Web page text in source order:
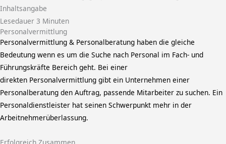
Inhaltsangabe
Lesedauer 3 Minuten
Personalvermittlung
Personalvermittlung & Personalberatung haben die gleiche
Bedeutung wenn es um die Suche nach Personal im Fach- und
Führungskräfte Bereich geht. Bei einer
direkten Personalvermittlung gibt ein Unternehmen einer
Personalberatung den Auftrag, passende Mitarbeiter zu suchen. Ein
Personaldienstleister hat seinen Schwerpunkt mehr in der
Arbeitnehmerüberlassung.